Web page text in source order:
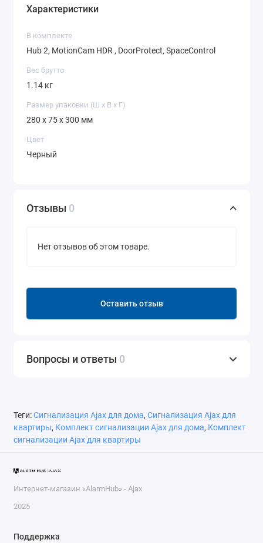
Характеристики
В комплекте
Hub 2, MotionCam HDR , DoorProtect, SpaceControl
Вес брутто
1.14 кг
Размер упаковки (Ш х В х Г)
280 x 75 x 300 мм
Цвет
Черный
Отзывы 0
Нет отзывов об этом товаре.
Оставить отзыв
Вопросы и ответы 0
Теги:Сигнализация Ajax для дома, Сигнализация Ajax для
квартиры, Комплект сигнализации Ajax для дома, Комплект
сигнализации Ajax для квартиры
Интернет-магазин «AlarmHub» - Ajax
2025
Поддержка